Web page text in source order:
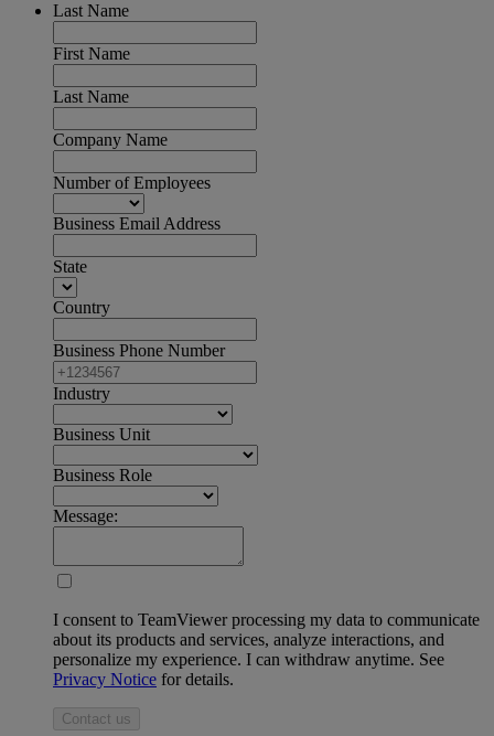
Last Name
First Name
Last Name
Company Name
Number of Employees
Business Email Address
State
Country
Business Phone Number
Industry
Business Unit
Business Role
Message:
I consent to TeamViewer processing my data to communicate
about its products and services, analyze interactions, and
personalize my experience. I can withdraw anytime. See
Privacy Notice for details.
Contact us